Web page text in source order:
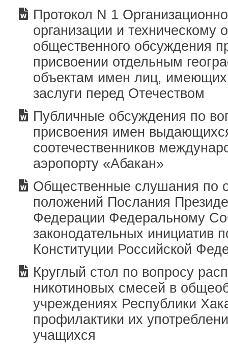
Протокол N 1
организации и техническому
общественного обсуждения
присвоении отдельным
объектам имен лиц,
заслуги перед Отечеством
Публичные обсуждения по
присвоения имен
соотечественников
аэропорту «Абакан»
Общественные слушания по
положений Послания
Федерации Федеральному
законодательных инициатив
Конституции Российской
Круглый стол по вопросу
никотиновых смесей в
учреждениях Республики
профилактики их
учащихся